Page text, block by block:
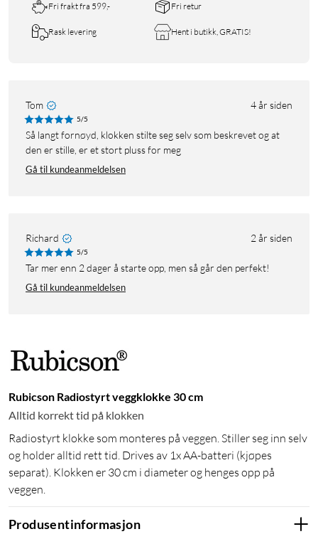
Fri frakt fra 599,- Fri retur
Rask levering Hent i butikk, GRATIS!
Tom 4 år siden
5/5
Så langt fornøyd, klokken stilte seg selv som beskrevet og at
den er stille, er et stort pluss for meg
Gå til kundeanmeldelsen
Richard 2 år siden
5/5
Tar mer enn 2 dager å starte opp, men så går den perfekt!
Gå til kundeanmeldelsen
Rubicson Radiostyrt veggklokke 30 cm
Alltid korrekt tid på klokken
Radiostyrt klokke som monteres på veggen. Stiller seg inn selv
og holder alltid rett tid. Drives av 1x AA-batteri (kjøpes
separat). Klokken er 30 cm i diameter og henges opp på
veggen.
Produsentinformasjon